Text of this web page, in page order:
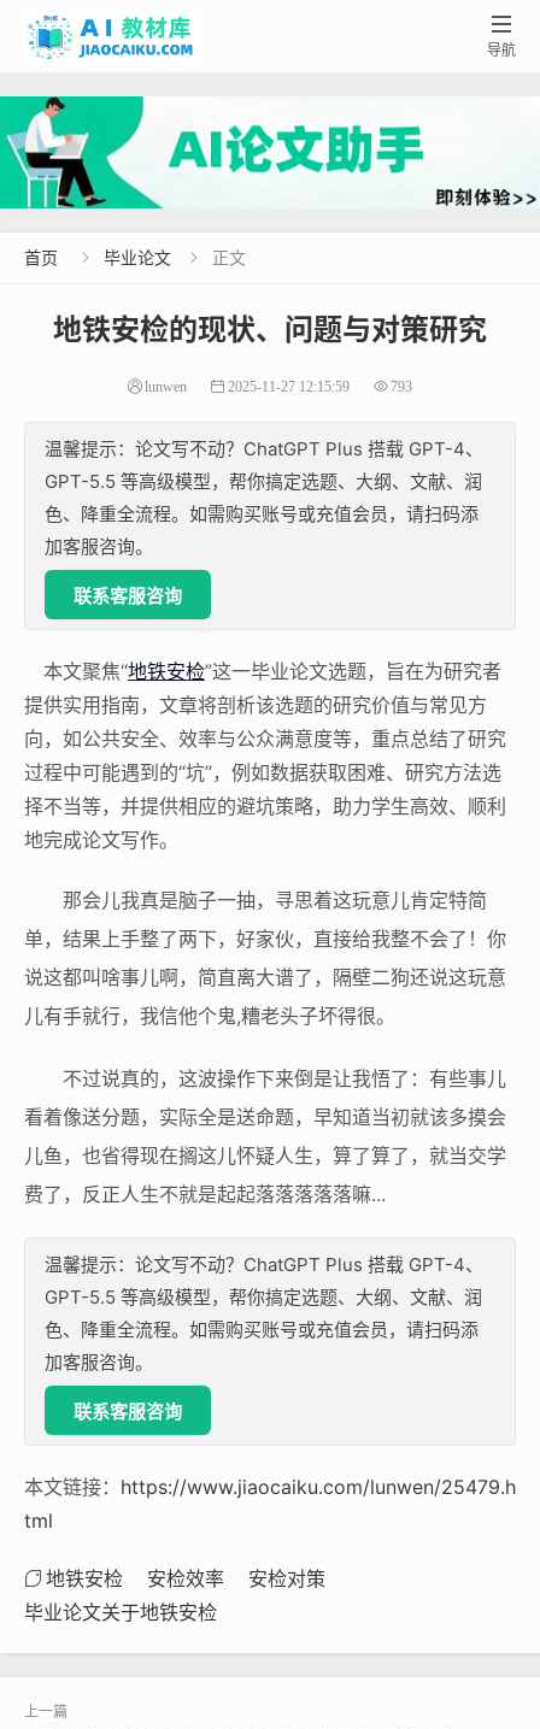

导航
首页  毕业论文  正文
地铁安检的现状、问题与对策研究
lunwen 2025-11-27 12:15:59 793
温馨提示：论文写不动？ChatGPT Plus 搭载 GPT-4、
GPT-5.5 等高级模型，帮你搞定选题、大纲、文献、润
色、降重全流程。如需购买账号或充值会员，请扫码添
加客服咨询。
联系客服咨询
本文聚焦“地铁安检”这一毕业论文选题，旨在为研究者
提供实用指南，文章将剖析该选题的研究价值与常见方
向，如公共安全、效率与公众满意度等，重点总结了研究
过程中可能遇到的“坑”，例如数据获取困难、研究方法选
择不当等，并提供相应的避坑策略，助力学生高效、顺利
地完成论文写作。
那会儿我真是脑子一抽，寻思着这玩意儿肯定特简
单，结果上手整了两下，好家伙，直接给我整不会了！你
说这都叫啥事儿啊，简直离大谱了，隔壁二狗还说这玩意
儿有手就行，我信他个鬼,糟老头子坏得很。
不过说真的，这波操作下来倒是让我悟了：有些事儿
看着像送分题，实际全是送命题，早知道当初就该多摸会
儿鱼，也省得现在搁这儿怀疑人生，算了算了，就当交学
费了，反正人生不就是起起落落落落落嘛...
温馨提示：论文写不动？ChatGPT Plus 搭载 GPT-4、
GPT-5.5 等高级模型，帮你搞定选题、大纲、文献、润
色、降重全流程。如需购买账号或充值会员，请扫码添
加客服咨询。
联系客服咨询
本文链接： https://www.jiaocaiku.com/lunwen/25479.h
tml
地铁安检 安检效率
安检对策
毕业论文关于地铁安检